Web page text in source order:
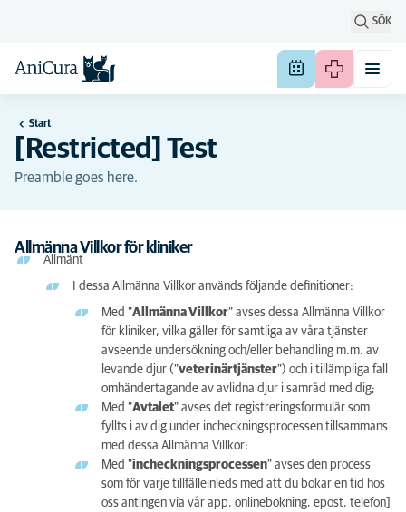
SÖK
Start
[Restricted] Test
Preamble goes here.
Allmänna Villkor för kliniker
Allmänt
I dessa Allmänna Villkor används följande definitioner:
Med ”Allmänna Villkor” avses dessa Allmänna Villkor
för kliniker, vilka gäller för samtliga av våra tjänster
avseende undersökning och/eller behandling m.m. av
levande djur (”veterinärtjänster”) och i tillämpliga fall
omhändertagande av avlidna djur i samråd med dig;
Med ”Avtalet” avses det registreringsformulär som
fyllts i av dig under incheckningsprocessen tillsammans
med dessa Allmänna Villkor;
Med ”incheckningsprocessen” avses den process
som för varje tillfälleinleds med att du bokar en tid hos
oss antingen via vår app, onlinebokning, epost, telefon]